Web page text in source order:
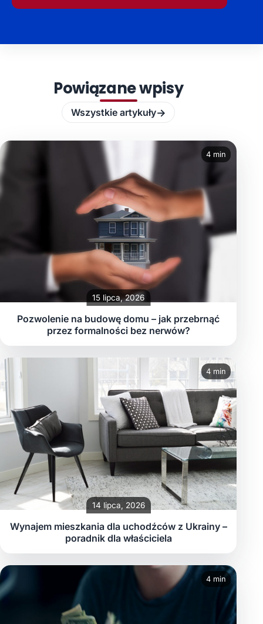
Powiązane wpisy
Wszystkie artykuły→
4 min
15 lipca, 2026
Pozwolenie na budowę domu – jak przebrnąć
przez formalności bez nerwów?
4 min
14 lipca, 2026
Wynajem mieszkania dla uchodźców z Ukrainy –
poradnik dla właściciela
4 min